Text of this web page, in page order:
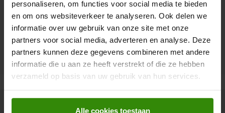
personaliseren, om functies voor social media te bieden
en om ons websiteverkeer te analyseren. Ook delen we
informatie over uw gebruik van onze site met onze
partners voor social media, adverteren en analyse. Deze
partners kunnen deze gegevens combineren met andere
informatie die u aan ze heeft verstrekt of die ze hebben
verzameld op basis van uw gebruik van hun services.
Alle cookies toestaan
Welke magnetron kopen?
Wat zeggen onze klanten